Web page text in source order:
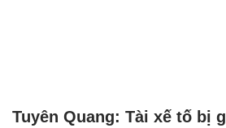
Tuyên Quang: Tài xế tố bị